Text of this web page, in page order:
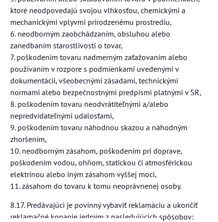
ktoré neodpovedajú svojou vlhkosťou, chemickými a
mechanickými vplyvmi prirodzenému prostrediu,
6. neodborným zaobchádzaním, obsluhou alebo
zanedbaním starostlivosti o tovar,
7. poškodením tovaru nadmerným zaťažovaním alebo
používaním v rozpore s podmienkami uvedenými v
dokumentácii, všeobecnými zásadami, technickými
normami alebo bezpečnostnými predpismi platnými v SR,
8. poškodením tovaru neodvrátiteľnými a/alebo
nepredvídateľnými udalosťami,
9. poškodením tovaru náhodnou skazou a náhodným
zhoršením,
10. neodborným zásahom, poškodením pri doprave,
poškodením vodou, ohňom, statickou či atmosférickou
elektrinou alebo iným zásahom vyššej moci,
11. zásahom do tovaru k tomu neoprávnenej osoby.
8.17. Predávajúci je povinný vybaviť reklamáciu a ukončiť
reklamačné konanie jedným z nasledujúcich spôsobov: